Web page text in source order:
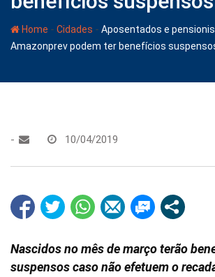
Home - Cidades - Aposentados e
Amazonprev podem ter benefícios
- 10/04/2019
Nascidos no mês de março terão
suspensos caso não efetuem o